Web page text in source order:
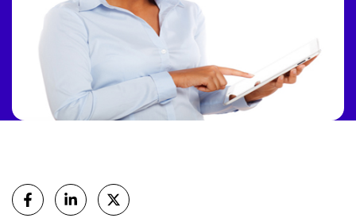
Partager
sur Facebook
sur Linkedinsur X (Twitter)